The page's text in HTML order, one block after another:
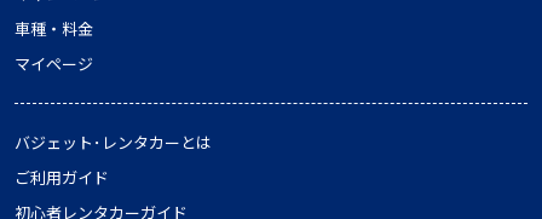
車種・料金
マイページ
バジェット･レンタカーとは
ご利用ガイド
初心者レンタカーガイド